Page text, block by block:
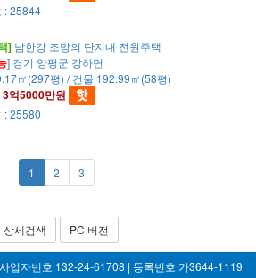
: 25844
] 남한강 조망의 단지내 전원주택
] 경기 양평군 강하면
㎡(297평) / 건물 192.99㎡(58평)
3억5000만원
: 25580
1 2 3
상세검색 PC 버전
사업자번호 132-24-61708 | 등록번호 가3644-1119